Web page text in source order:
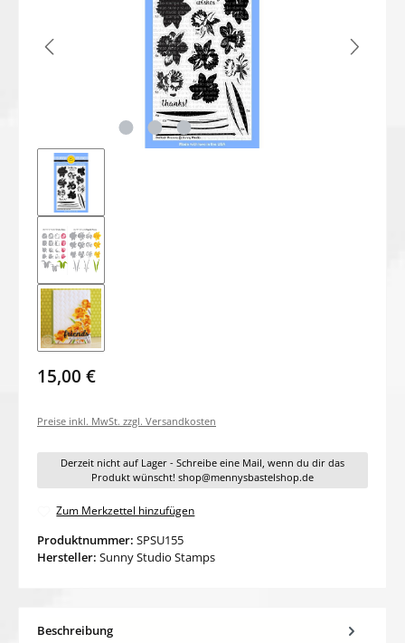
15,00 €
Preise inkl. MwSt. zzgl. Versandkosten
Derzeit nicht auf Lager - Schreibe eine Mail, wenn du dir das
Produkt wünscht! shop@mennysbastelshop.de
Zum Merkzettel hinzufügen
Produktnummer: SPSU155
Hersteller: Sunny Studio Stamps
Beschreibung